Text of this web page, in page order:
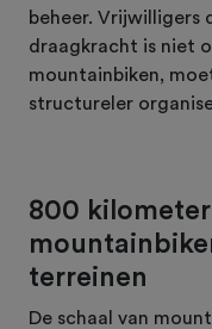
beheer. Vrijwilligers
draagkracht is niet
mountainbiken,
structureler
800 kilometer
terreinen
De schaal van